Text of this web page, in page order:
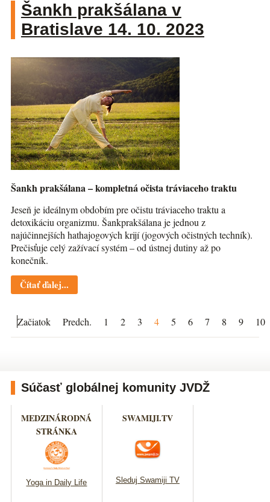
Šankh prakšálana v
Bratislave 14. 10. 2023
Šankh prakšálana – kompletná očista tráviaceho traktu
Jeseň je ideálnym obdobím pre očistu tráviaceho traktu a
detoxikáciu organizmu. Šankprakšálana je jednou z
najúčinnejších hathajogových krijí (jogových očistných techník).
Prečisťuje celý zažívací systém – od ústnej dutiny až po
konečník.
Čítať ďalej...
Začiatok Predch. 1 2 3 4 5 6 7 8 9 10
Súčasť globálnej komunity JVDŽ
MEDZINÁRODNÁ
STRÁNKA
Yoga in Daily Life
SWAMIJI.TV
Sleduj Swamiji TV